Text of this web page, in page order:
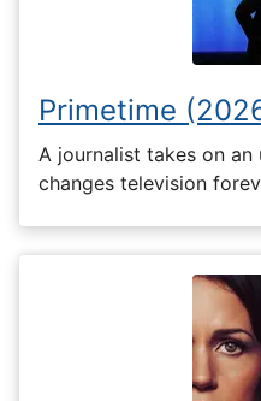
Primetime
A journalist takes on
changes television